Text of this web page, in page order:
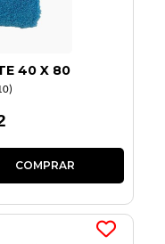
40 X 80
)